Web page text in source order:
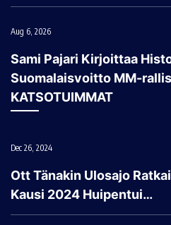
Aug 6, 2026
Sami Pajari Kirjoittaa
Suomalaisvoitto MM-
KATSOTUIMMAT
Dec 26, 2024
Ott Tänakin Ulosajo
Kausi 2024 Huipentui…